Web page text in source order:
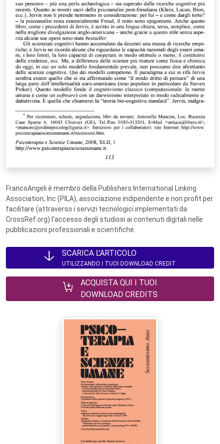
FrancoAngeli è membro della Publishers International Linking
Association, Inc (PILA), associazione indipendente e non profit per
facilitare (attraverso i servizi tecnologici implementati da
CrossRef.org) l’accesso degli studiosi ai contenuti digitali nelle
pubblicazioni professionali e scientifiche.
SCARICA L'ARTICOLO
UTILIZZANDO I TUOI DOWNLOAD CREDIT
ACQUISTA QUI I TUOI
DOWNLOAD CREDITS